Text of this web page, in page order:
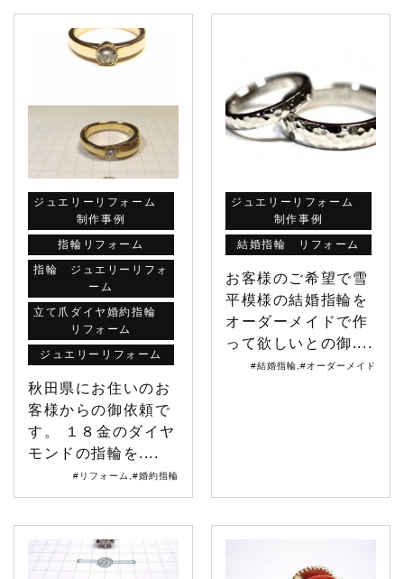
ジュエリーリフォーム
制作事例
指輪リフォーム
指輪 ジュエリーリフォ
ーム
立て爪ダイヤ婚約指輪
リフォーム
ジュエリーリフォーム
秋田県にお住いのお
客様からの御依頼で
す。 １８金のダイヤ
モンドの指輪を....
#リフォーム #婚約指輪
ジュエリーリフォーム
制作事例
結婚指輪 リフォーム
お客様のご希望で雪
平模様の結婚指輪を
オーダーメイドで作
って欲しいとの御....
#結婚指輪 #オーダーメイド